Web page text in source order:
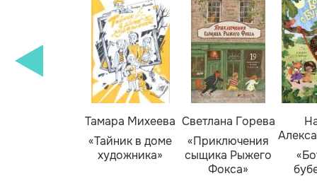
Тамара Михеева
«Тайник в доме
художника»
Светлана Горева
«Приключения
сыщика Рыжего
Фокса»